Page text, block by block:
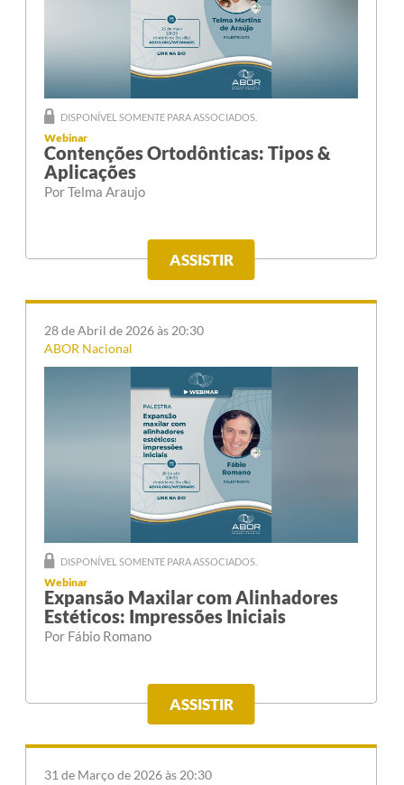
DISPONÍVEL SOMENTE PARA ASSOCIADOS.
Webinar
Contenções Ortodônticas: Tipos &
Aplicações
Por Telma Araujo
ASSISTIR
28 de Abril de 2026 às 20:30
ABOR Nacional
DISPONÍVEL SOMENTE PARA ASSOCIADOS.
Webinar
Expansão Maxilar com Alinhadores
Estéticos: Impressões Iniciais
Por Fábio Romano
ASSISTIR
31 de Março de 2026 às 20:30